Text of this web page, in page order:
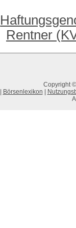
Rentner
Copyright
Börsenlexikon